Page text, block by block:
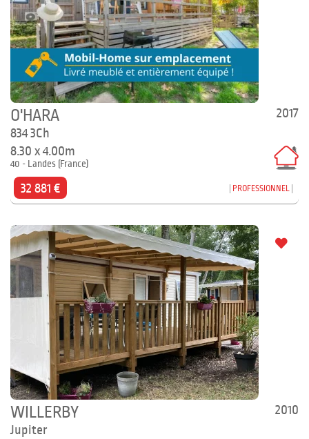
2017
O'HARA
834 3Ch
8.30 x 4.00m
40 - Landes (France)
32 881 € PROFESSIONNEL
2010
WILLERBY
Jupiter